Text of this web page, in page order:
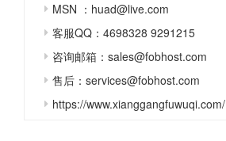
MSN ：huad@live.com
客服QQ：4698328 9291215
咨询邮箱：sales@fobhost.com
售后：services@fobhost.com
https://www.xianggangfuwuqi.com/